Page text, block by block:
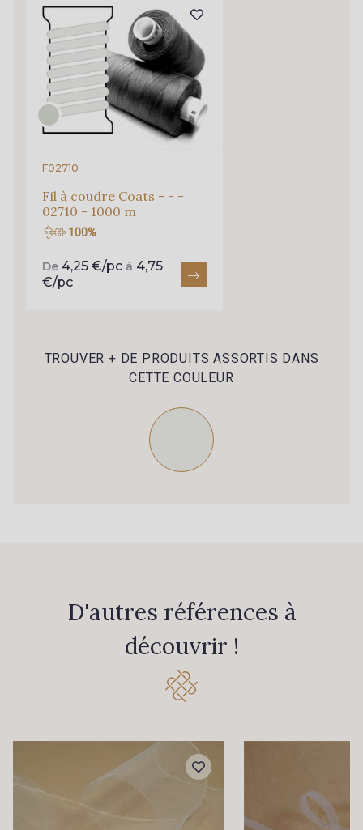
F02710
Fil à coudre Coats - - -
02710 - 1000 m
100%
De 4,25 €/pc à 4,75
€/pc
TROUVER + DE PRODUITS ASSORTIS DANS
CETTE COULEUR
D'autres références à
découvrir !
Pour vous, couture rime avec détente ?
Vous aimez les beaux tissus ?
Recevez chaque semaine un clin d’œil rempli de
nouveautés, d’inspirations et de promotions.
Je m'abonne à la newsletter